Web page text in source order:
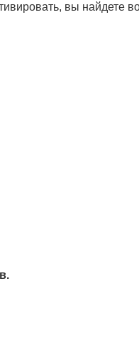
вы найдете